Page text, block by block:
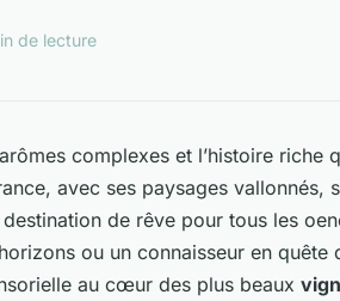
de lecture
complexes et l’histoire riche
avec ses paysages vallonnés,
de rêve pour tous les
ou un connaisseur en
au cœur des plus beaux